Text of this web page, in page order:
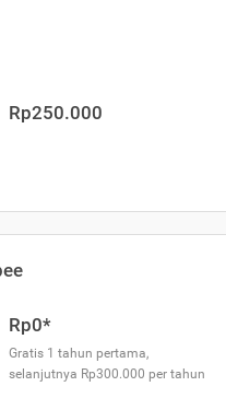
Rp250.000
Rp0*
Gratis 1 tahun pertama,
selanjutnya Rp300.000 per tahun